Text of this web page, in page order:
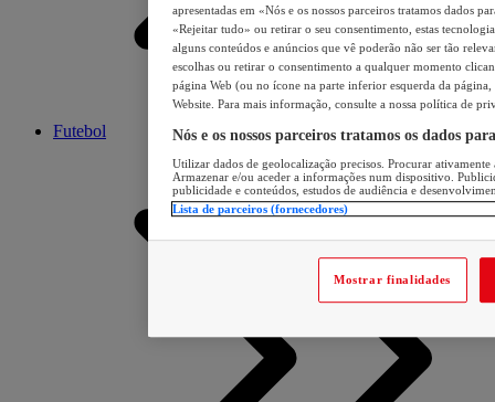
Futebol
apresentadas em «Nós e os nossos parceiros tratamos dados
«Rejeitar tudo» ou retirar o seu consentimento, estas
alguns conteúdos e anúncios que vê poderão não ser tão
escolhas ou retirar o consentimento a qualquer momento
página Web (ou no ícone na parte inferior esquerda da página,
Website. Para mais informação, consulte a nossa política de
Nós e os nossos parceiros tratamos os dados
Utilizar dados de geolocalização precisos. Procurar
Armazenar e/ou aceder a informações num dispositivo.
publicidade e conteúdos, estudos de audiência e
Lista de parceiros (fornecedores)
Mostrar finalidades